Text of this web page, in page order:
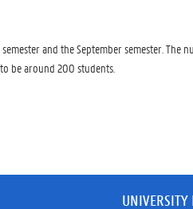
and the September semester.
be around 200 students.
UNIVERSITY